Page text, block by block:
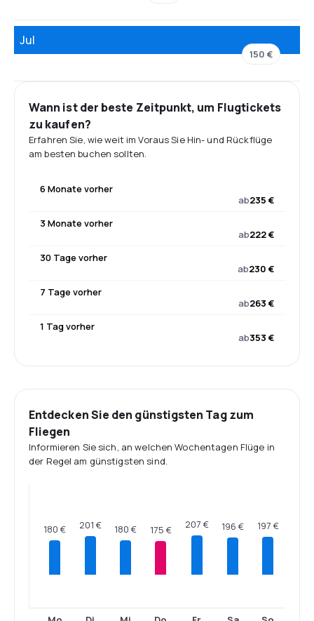
Jul
150 €
Wann ist der beste Zeitpunkt, um Flugtickets
zu kaufen?
Erfahren Sie, wie weit im Voraus Sie Hin- und Rückflüge
am besten buchen sollten.
6 Monate vorher
ab235 €
3 Monate vorher
ab222 €
30 Tage vorher
ab230 €
7 Tage vorher
ab263 €
1 Tag vorher
ab353 €
Entdecken Sie den günstigsten Tag zum
Fliegen
Informieren Sie sich, an welchen Wochentagen Flüge in
der Regel am günstigsten sind.
180 € 201 € 180 € 175 € 207 € 196 € 197 €